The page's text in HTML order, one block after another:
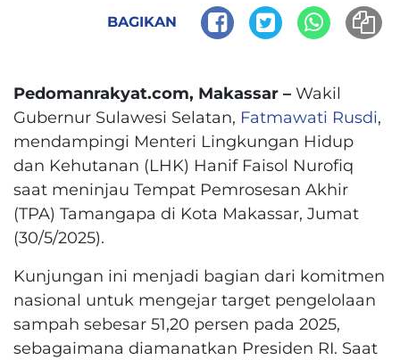
BAGIKAN
Pedomanrakyat.com, Makassar – Wakil
Gubernur Sulawesi Selatan, Fatmawati Rusdi,
mendampingi Menteri Lingkungan Hidup
dan Kehutanan (LHK) Hanif Faisol Nurofiq
saat meninjau Tempat Pemrosesan Akhir
(TPA) Tamangapa di Kota Makassar, Jumat
(30/5/2025).
Kunjungan ini menjadi bagian dari komitmen
nasional untuk mengejar target pengelolaan
sampah sebesar 51,20 persen pada 2025,
sebagaimana diamanatkan Presiden RI. Saat